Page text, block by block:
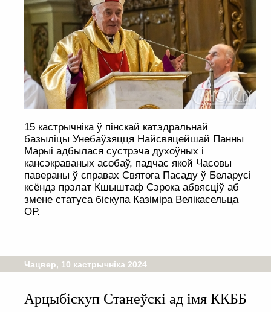
15 кастрычніка ў пінскай катэдральнай
базыліцы Унебаўзяцця Найсвяцейшай Панны
Марыі адбылася сустрэча духоўных і
кансэкраваных асобаў, падчас якой Часовы
павераны ў справах Святога Пасаду ў Беларусі
ксёндз прэлат Кшыштаф Сэрока абвясціў аб
змене статуса біскупа Казіміра Велікасельца
ОР.
Чацвер, 10 кастрычніка 2024
Арцыбіскуп Станеўскі ад імя ККББ